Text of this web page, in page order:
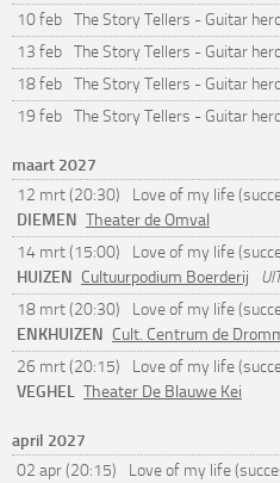
10 feb The Story Tellers - Guitar
13 feb The Story Tellers - Guitar
18 feb The Story Tellers - Guitar
19 feb The Story Tellers - Guitar
maart 2027
12 mrt (20:30) Love of my life
DIEMEN Theater de Omval
14 mrt (15:00)
Love of my life
HUIZEN Cultuurpodium Boerderij
18 mrt (20:30)
Love of my life
ENKHUIZEN Cult. Centrum de
26 mrt (20:15)
Love of my life
VEGHEL Theater De Blauwe Kei
april 2027
02 apr (20:15) Love of my life